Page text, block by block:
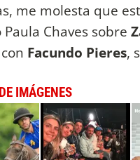
me molesta que
Paula Chaves sobre
Facundo Pieres,
IMÁGENES